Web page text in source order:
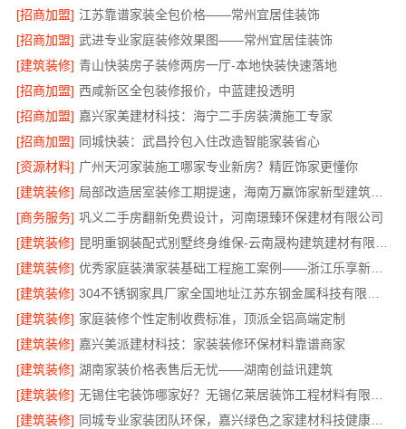
[招商加盟] 江苏靠谱家装全包价格——常州宜居佳装饰
[招商加盟] 武进专业家庭装修效果图——常州宜居佳装饰
[建筑装修] 青山快装房子装修两房一厅-本地快装快速落地
[招商加盟] 西咸新区全包装修报价，中蓝建投透明
[招商加盟] 嘉兴家美建材科技：海宁二手房装潢施工专家
[招商加盟] 同城快装：武昌拎包入住改造智能家装省心
[资源材料] 广州天河家装施工哪家专业新房？精匠饰家更懂你
[建筑装修]
局部改造居室装修工期提速，海南万赢饰家新型建筑材料有限公高效交付
[商务服务] 巩义二手房翻新免费设计，河南璟臻环保建材有限公司
[建筑装修]
[建筑装修]
优秀家庭装潢家装基础工程施工案例——浙江乐享新材料
[建筑装修]
[建筑装修] 家庭装修个性定制收费标准，顶派全铝高端定制
[建筑装修] 嘉兴美派建材科技：家装装修环保材料靠谱商家
[建筑装修] 湖南家装价格表售后无忧——湖南创益讯建筑
[建筑装修]
[建筑装修]
同城专业家装团队环保，嘉兴绿色之家建材科技健康居家